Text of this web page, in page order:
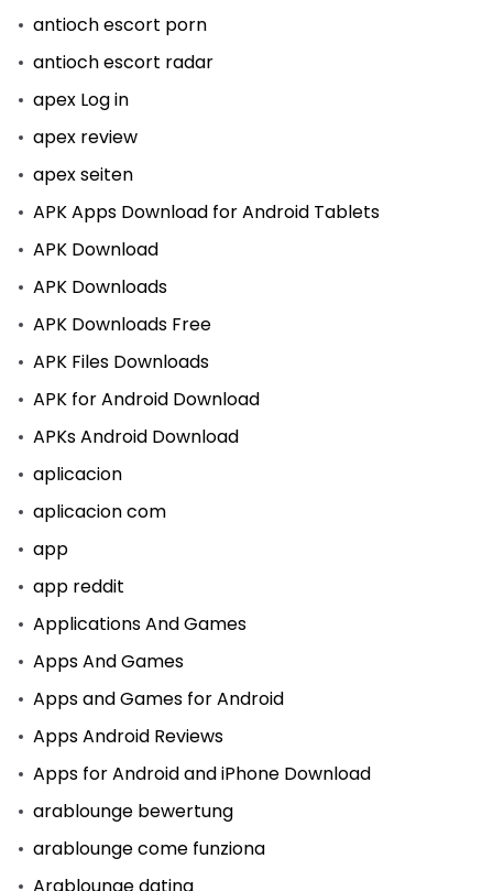
antioch escort porn
antioch escort radar
apex Log in
apex review
apex seiten
APK Apps Download for Android Tablets
APK Download
APK Downloads
APK Downloads Free
APK Files Downloads
APK for Android Download
APKs Android Download
aplicacion
aplicacion com
app
app reddit
Applications And Games
Apps And Games
Apps and Games for Android
Apps Android Reviews
Apps for Android and iPhone Download
arablounge bewertung
arablounge come funziona